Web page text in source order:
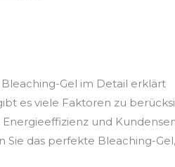
Gel im Detail erklärt
es viele Faktoren zu
und
das perfekte Bleaching-